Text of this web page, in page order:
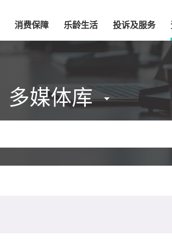
消费保障 乐龄生活 投诉及服务
多媒体库